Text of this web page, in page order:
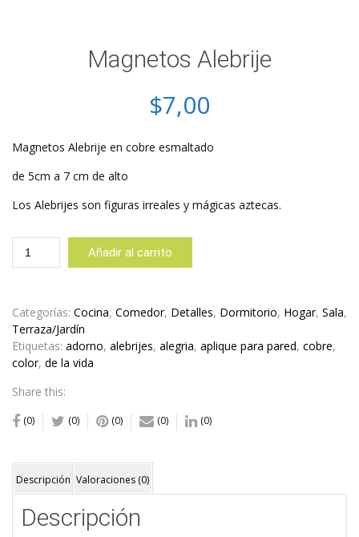
Magnetos Alebrije
$7,00
Magnetos Alebrije en cobre esmaltado
de 5cm a 7 cm de alto
Los Alebrijes son figuras irreales y mágicas aztecas.
Magnetos
Alebrije
Añadir al carrito
Categorías: Cocina, Comedor, Detalles, Dormitorio, Hogar, Sala,
Terraza/Jardín
Etiquetas: adorno, alebrijes, alegria, aplique para pared, cobre,
color, de la vida
Share this:
(0) (0) (0) (0) (0)
Descripción Valoraciones (0)
Descripción